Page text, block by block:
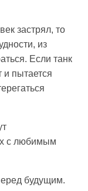
застрял, то
из
Если танк
и пытается
с любимым
будущим.